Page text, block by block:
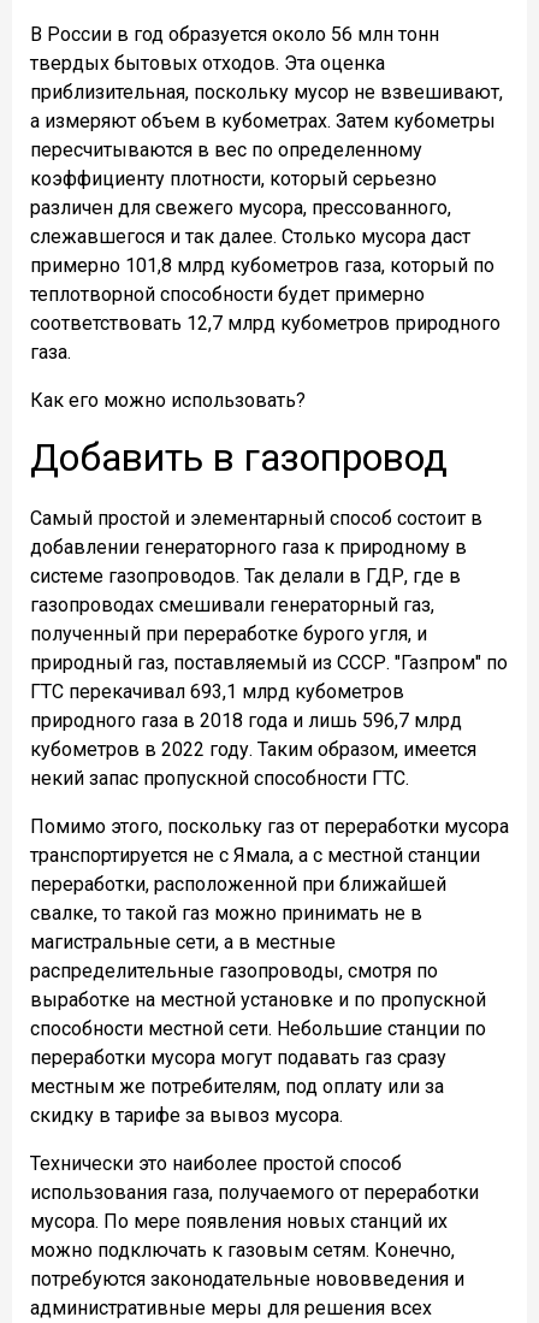
В России в год образуется около 56 млн тонн
твердых бытовых отходов. Эта оценка
приблизительная, поскольку мусор не взвешивают,
а измеряют объем в кубометрах. Затем кубометры
пересчитываются в вес по определенному
коэффициенту плотности, который серьезно
различен для свежего мусора, прессованного,
слежавшегося и так далее. Столько мусора даст
примерно 101,8 млрд кубометров газа, который по
теплотворной способности будет примерно
соответствовать 12,7 млрд кубометров природного
газа.
Как его можно использовать?
Добавить в газопровод
Самый простой и элементарный способ состоит в
добавлении генераторного газа к природному в
системе газопроводов. Так делали в ГДР, где в
газопроводах смешивали генераторный газ,
полученный при переработке бурого угля, и
природный газ, поставляемый из СССР. "Газпром" по
ГТС перекачивал 693,1 млрд кубометров
природного газа в 2018 года и лишь 596,7 млрд
кубометров в 2022 году. Таким образом, имеется
некий запас пропускной способности ГТС.
Помимо этого, поскольку газ от переработки мусора
транспортируется не с Ямала, а с местной станции
переработки, расположенной при ближайшей
свалке, то такой газ можно принимать не в
магистральные сети, а в местные
распределительные газопроводы, смотря по
выработке на местной установке и по пропускной
способности местной сети. Небольшие станции по
переработки мусора могут подавать газ сразу
местным же потребителям, под оплату или за
скидку в тарифе за вывоз мусора.
Технически это наиболее простой способ
использования газа, получаемого от переработки
мусора. По мере появления новых станций их
можно подключать к газовым сетям. Конечно,
потребуются законодательные нововведения и
административные меры для решения всех